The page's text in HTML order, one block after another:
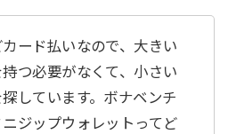
カード払いなので、大きい
持つ必要がなくて、小さい
探しています。ボナベンチ
ニジップウォレットってど